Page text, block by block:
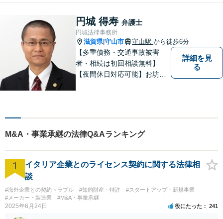
ます。お気軽にご相談くださ
い【隣接駐車場あり】
円城 得寿 弁護士
円城法律事務所
滋賀県|守山市 守山駅 から徒歩6分
【多重債務・交通事故被害
者・相続は初回相談無料】
【夜間休日対応可能】お坊さ
の目線で敷居が低い弁護士と
して、親身にあなたの立場に
立って、ご相談に対応いたし
ます。
詳細を見
る
M&A・事業承継の法律Q&Aランキング
1
イタリア企業とのライセンス契約に関する法律相
談
#海外企業との契約トラブル #知的財産・特許
#スタートアップ・新規事業
#メーカー・製造業
#M&A・事業承継
2025年6月24日 役にたった 241